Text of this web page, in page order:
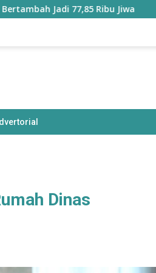
Jadi 77,85 Ribu Jiwa
Dinas